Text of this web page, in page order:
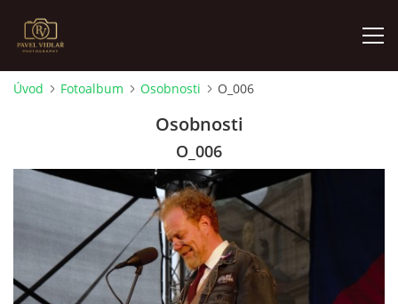
AKTUALITY
Úvod Fotoalbum Osobnosti O_006
Osobnosti
O_006